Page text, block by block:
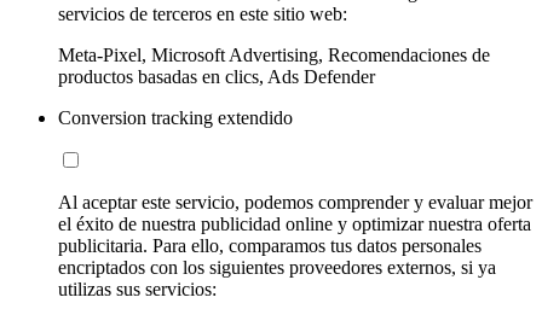
servicios de terceros en este sitio web:
Meta-Pixel, Microsoft Advertising, Recomendaciones de
productos basadas en clics, Ads Defender
Conversion tracking extendido
Al aceptar este servicio, podemos comprender y evaluar mejor
el éxito de nuestra publicidad online y optimizar nuestra oferta
publicitaria. Para ello, comparamos tus datos personales
encriptados con los siguientes proveedores externos, si ya
utilizas sus servicios: